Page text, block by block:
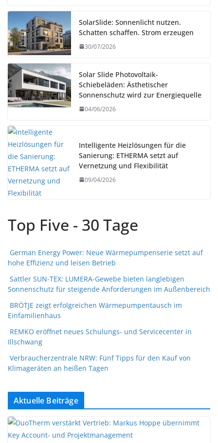
SolarSlide: Sonnenlicht nutzen.
Schatten schaffen. Strom erzeugen
30/07/2026
Solar Slide Photovoltaik-
Schiebeläden: Ästhetischer
Sonnenschutz wird zur Energiequelle
04/06/2026
Intelligente Heizlösungen für die
Sanierung: ETHERMA setzt auf
Vernetzung und Flexibilität
09/04/2026
Top Five - 30 Tage
German Energy Power: Neue Wärmepumpenserie setzt auf
hohe Effizienz und leisen Betrieb
Sattler SUN-TEX: LUMERA-Gewebe bieten langlebigen
Sonnenschutz für steigende Anforderungen im Außenbereich
BRÖTJE zeigt erfolgreichen Wärmepumpentausch im
Einfamilienhaus
REMKO eröffnet neues Schulungs- und Servicecenter in
Illschwang
Verbraucherzentrale NRW: Fünf Tipps für den Kauf von
Klimageräten an heißen Tagen
Aktuelle Beiträge